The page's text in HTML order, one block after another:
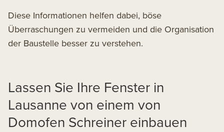
Diese Informationen helfen dabei, böse
Überraschungen zu vermeiden und die Organisation
der Baustelle besser zu verstehen.
Lassen Sie Ihre Fenster in
Lausanne von einem von
Domofen Schreiner einbauen